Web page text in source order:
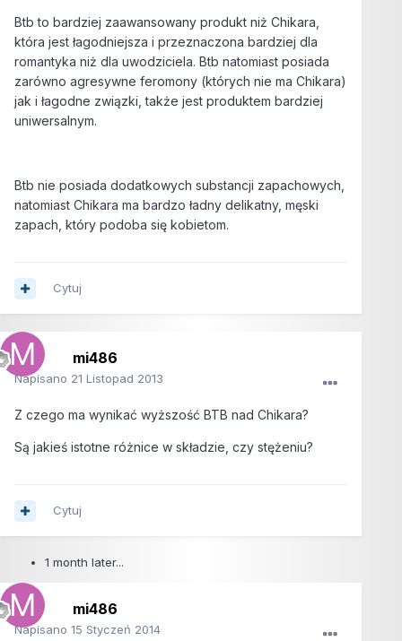
Btb to bardziej zaawansowany produkt niż Chikara,
która jest łagodniejsza i przeznaczona bardziej dla
romantyka niż dla uwodziciela. Btb natomiast posiada
zarówno agresywne feromony (których nie ma Chikara)
jak i łagodne związki, także jest produktem bardziej
uniwersalnym.
Btb nie posiada dodatkowych substancji zapachowych,
natomiast Chikara ma bardzo ładny delikatny, męski
zapach, który podoba się kobietom.
Cytuj
mi486
Napisano 21 Listopad 2013
Z czego ma wynikać wyższość BTB nad Chikara?
Są jakieś istotne różnice w składzie, czy stężeniu?
Cytuj
1 month later...
mi486
Napisano 15 Styczeń 2014